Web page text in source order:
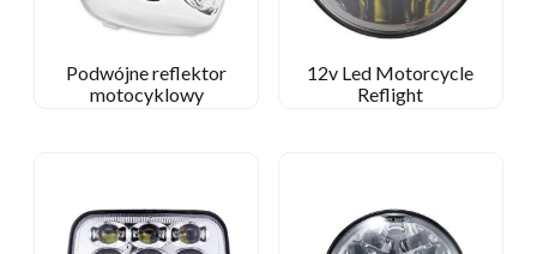
Podwójne reflektor
motocyklowy
12v Led Motorcycle
Reflight